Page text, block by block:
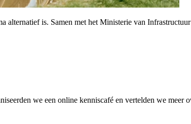
alternatief is. Samen met het Ministerie van
we een online kenniscafé en vertelden we meer